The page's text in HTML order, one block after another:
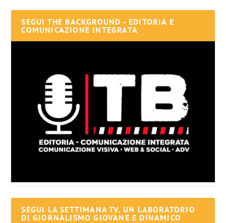
SEGUI THE BACKGROUND - EDITORIA E
COMUNICAZIONE INTEGRATA
SEGUI LA SETTIMANA TV, UN LABORATORIO
DI GIORNALISMO GIOVANE E DINAMICO